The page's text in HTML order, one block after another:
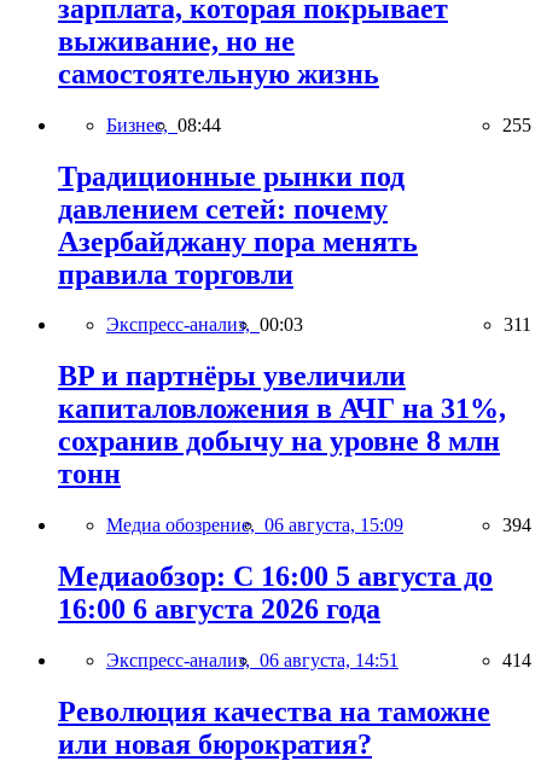
зарплата, которая покрывает
выживание, но не
самостоятельную жизнь
Бизнес, 08:44 255
Традиционные рынки под
давлением сетей: почему
Азербайджану пора менять
правила торговли
Экспресс-анализ, 00:03 311
BP и партнёры увеличили
капиталовложения в АЧГ на 31%,
сохранив добычу на уровне 8 млн
тонн
Медиа обозрение, 06 августа, 15:09 394
Медиаобзор: С 16:00 5 августа до
16:00 6 августа 2026 года
Экспресс-анализ, 06 августа, 14:51 414
Революция качества на таможне
или новая бюрократия?